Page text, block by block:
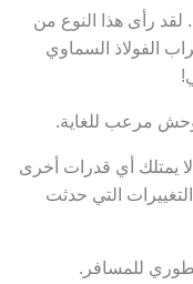
لقد رأى هذا النوع من
الفولاذ السماوي
مرعب للغاية.
يمتلك أي قدرات أخرى
التي حدثت
للمسافر.